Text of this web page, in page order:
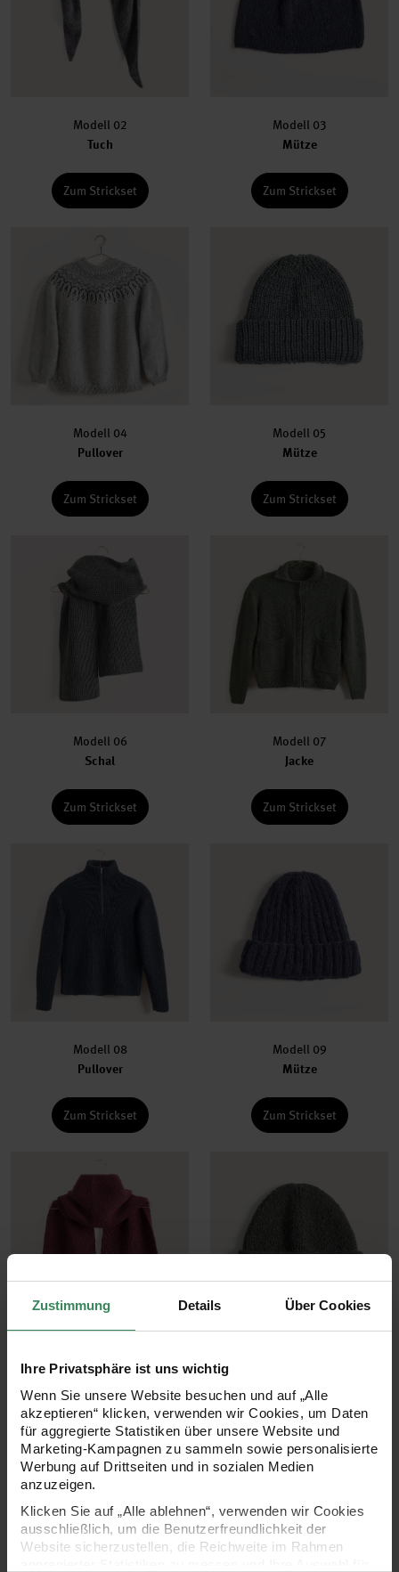
Zustimmung Details Über Cookies
Ihre Privatsphäre ist uns wichtig
Wenn Sie unsere Website besuchen und auf „Alle
akzeptieren“ klicken, verwenden wir Cookies, um Daten
für aggregierte Statistiken über unsere Website und
Marketing-Kampagnen zu sammeln sowie personalisierte
Werbung auf Drittseiten und in sozialen Medien
anzuzeigen.
Klicken Sie auf „Alle ablehnen“, verwenden wir Cookies
ausschließlich, um die Benutzerfreundlichkeit der
Website sicherzustellen, die Reichweite im Rahmen
Modell 02
Tuch
Zum Strickset
Modell 03
Mütze
Zum Strickset
Modell 04
Pullover
Zum Strickset
Modell 05
Mütze
Zum Strickset
Modell 06
Schal
Zum Strickset
Modell 07
Jacke
Zum Strickset
Modell 08
Pullover
Zum Strickset
Modell 09
Mütze
Zum Strickset
Schal
Zum Strickset Zum Strickset